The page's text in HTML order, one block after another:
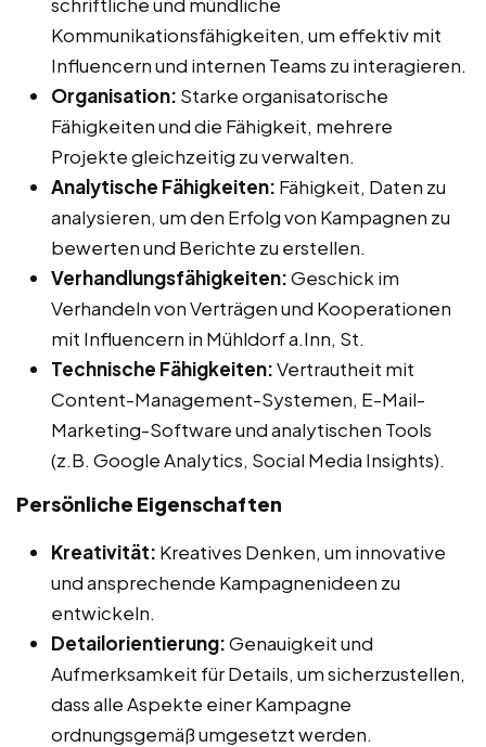
Kommunikationsfähigkeiten, um effektiv mit
Influencern und internen Teams zu interagieren.
Organisation: Starke organisatorische
Fähigkeiten und die Fähigkeit, mehrere
Projekte gleichzeitig zu verwalten.
Analytische Fähigkeiten: Fähigkeit, Daten zu
analysieren, um den Erfolg von Kampagnen zu
bewerten und Berichte zu erstellen.
Verhandlungsfähigkeiten:Geschick im
Verhandeln von Verträgen und Kooperationen
mit Influencern in Mühldorf a.Inn, St.
Technische Fähigkeiten:Vertrautheit mit
Content-Management-Systemen, E-Mail-
Marketing-Software und analytischen Tools
(z.B. Google Analytics, Social Media Insights).
Persönliche Eigenschaften
Kreativität: Kreatives Denken, um innovative
und ansprechende Kampagnenideen zu
entwickeln.
Detailorientierung:Genauigkeit und
Aufmerksamkeit für Details, um sicherzustellen,
dass alle Aspekte einer Kampagne
ordnungsgemäß umgesetzt werden.